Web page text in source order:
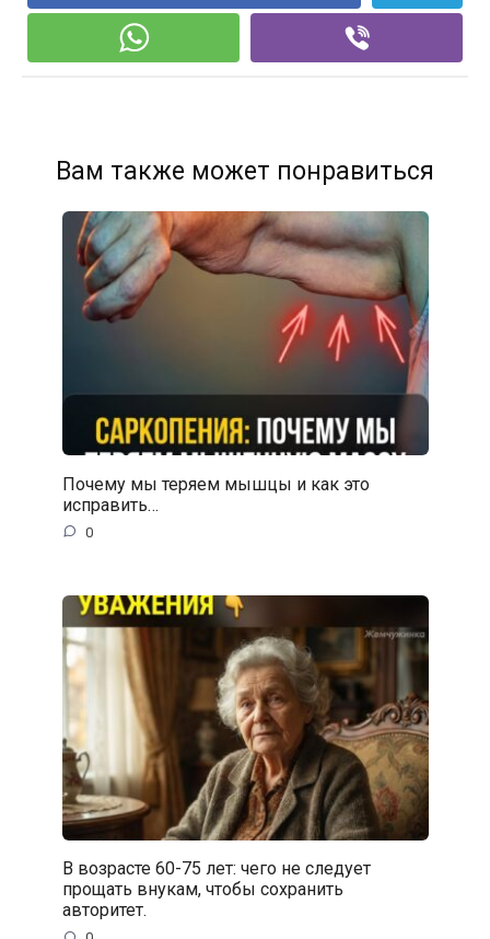
Вам также может понравиться
Почему мы теряем мышцы и как это
исправить…
0
В возрасте 60-75 лет: чего не следует
прощать внукам, чтобы сохранить
авторитет.